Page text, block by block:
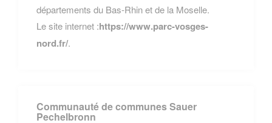
départements du Bas-Rhin et de la Moselle.
Le site internet :https://www.parc-vosges-
nord.fr/.
Communauté de communes Sauer
Pechelbronn